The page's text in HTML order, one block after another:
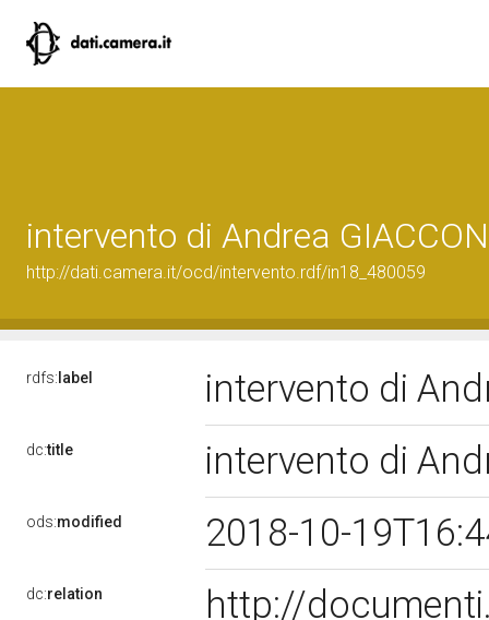
intervento di Andrea
http://dati.camera.it/ocd/intervento.rdf/in18_480059
rdfs: label intervento di
dc:title intervento di
ods:modified 2018-10-
dc:relation
http://